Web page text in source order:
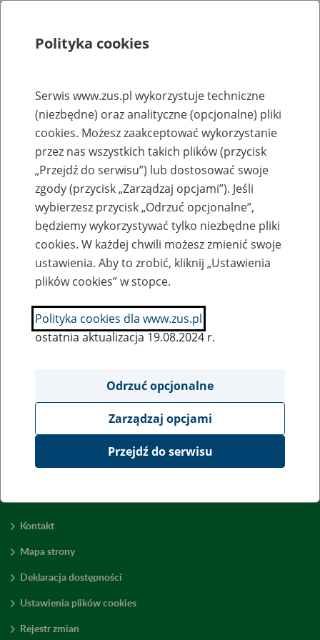
Rejestry, ewidencje i archiwa
Baza zlikwidowanych lub
przekształconych zakładów pracy
Nazwa zakładu pracy:
SZUKAJ
Wyświetl wszystkie
Kontakt
Mapa strony
Deklaracja dostępności
Ustawienia plików cookies
Rejestr zmian
Polityka cookies
Serwis www.zus.pl wykorzystuje techniczne
(niezbędne) oraz analityczne (opcjonalne) pliki
cookies. Możesz zaakceptować wykorzystanie
przez nas wszystkich takich plików (przycisk
„Przejdź do serwisu”) lub dostosować swoje
zgody (przycisk „Zarządzaj opcjami”). Jeśli
wybierzesz przycisk „Odrzuć opcjonalne”,
będziemy wykorzystywać tylko niezbędne pliki
cookies. W każdej chwili możesz zmienić swoje
ustawienia. Aby to zrobić, kliknij „Ustawienia
plików cookies” w stopce.
Polityka cookies dla www.zus.pl
ostatnia aktualizacja 19.08.2024 r.
Odrzuć opcjonalne
Zarządzaj opcjami
Przejdź do serwisu